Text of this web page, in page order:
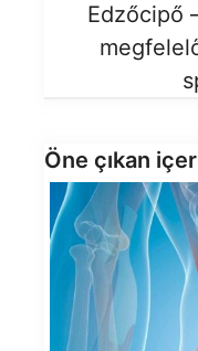
Edzőcipő
Öne çıkan